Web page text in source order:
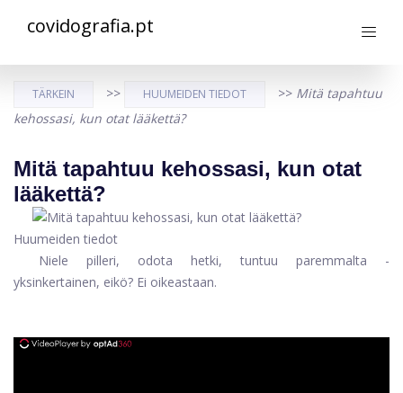
covidografia.pt
TÄRKEIN >> HUUMEIDEN TIEDOT >> Mitä tapahtuu
kehossasi, kun otat lääkettä?
Mitä tapahtuu kehossasi, kun otat
lääkettä?
Huumeiden tiedot
Niele pilleri, odota hetki, tuntuu paremmalta -
yksinkertainen, eikö? Ei oikeastaan.